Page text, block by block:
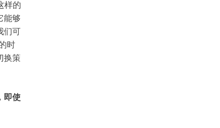
样的
能够
们可
时
换策
即使